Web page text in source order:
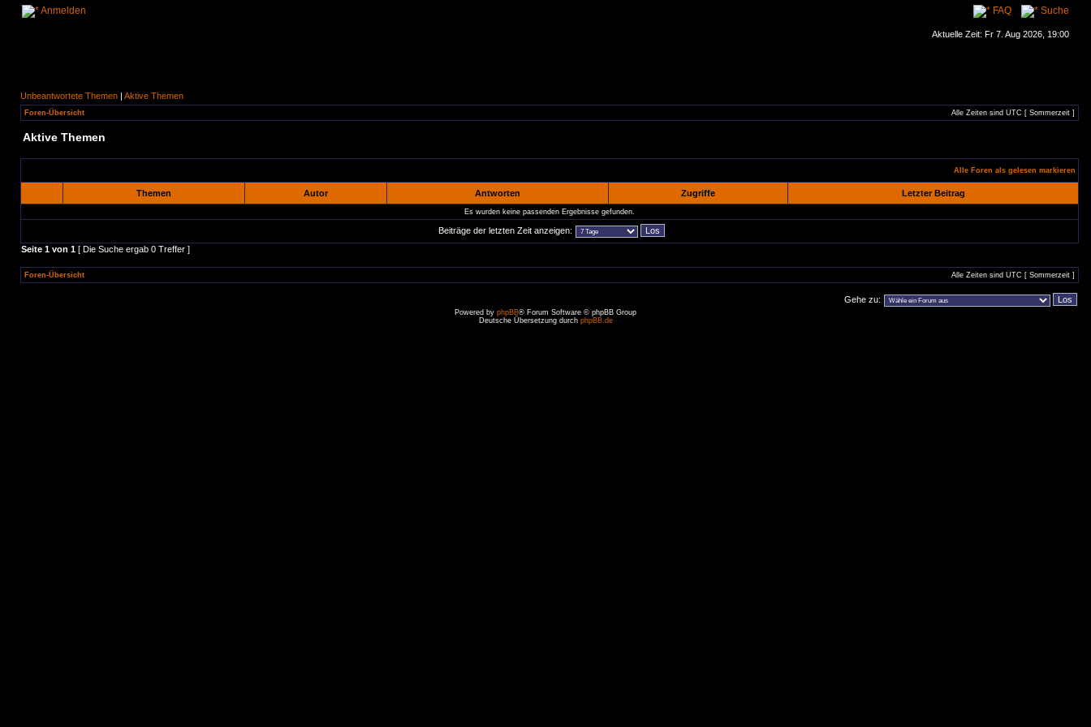
Anmelden FAQ Suche
Aktuelle Zeit: Fr 7. Aug 2026, 19:00
Unbeantwortete Themen | Aktive Themen
Foren-Übersicht Alle Zeiten sind UTC [ Sommerzeit ]
Aktive Themen
Alle Foren als gelesen markieren
Themen Autor Antworten Zugriffe Letzter Beitrag
Es wurden keine passenden Ergebnisse gefunden.
Beiträge der letzten Zeit anzeigen:
Seite 1 von 1 [ Die Suche ergab 0 Treffer ]
Foren-Übersicht Alle Zeiten sind UTC [ Sommerzeit ]
Gehe zu:
Powered by phpBB® Forum Software © phpBB Group
Deutsche Übersetzung durch phpBB.de